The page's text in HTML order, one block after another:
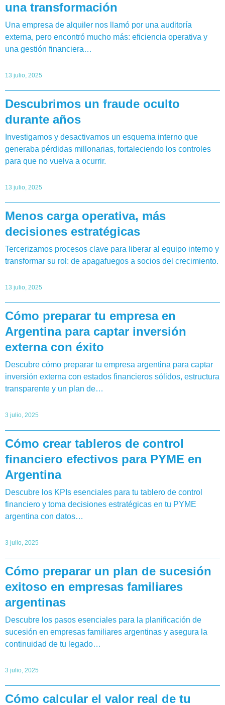
una transformación
Una empresa de alquiler nos llamó por una auditoría
externa, pero encontró mucho más: eficiencia operativa y
una gestión financiera…
13 julio, 2025
Descubrimos un fraude oculto
durante años
Investigamos y desactivamos un esquema interno que
generaba pérdidas millonarias, fortaleciendo los controles
para que no vuelva a ocurrir.
13 julio, 2025
Menos carga operativa, más
decisiones estratégicas
Tercerizamos procesos clave para liberar al equipo interno y
transformar su rol: de apagafuegos a socios del crecimiento.
13 julio, 2025
Cómo preparar tu empresa en
Argentina para captar inversión
externa con éxito
Descubre cómo preparar tu empresa argentina para captar
inversión externa con estados financieros sólidos, estructura
transparente y un plan de…
3 julio, 2025
Cómo crear tableros de control
financiero efectivos para PYME en
Argentina
Descubre los KPIs esenciales para tu tablero de control
financiero y toma decisiones estratégicas en tu PYME
argentina con datos…
3 julio, 2025
Cómo preparar un plan de sucesión
exitoso en empresas familiares
argentinas
Descubre los pasos esenciales para la planificación de
sucesión en empresas familiares argentinas y asegura la
continuidad de tu legado…
3 julio, 2025
Cómo calcular el valor real de tu